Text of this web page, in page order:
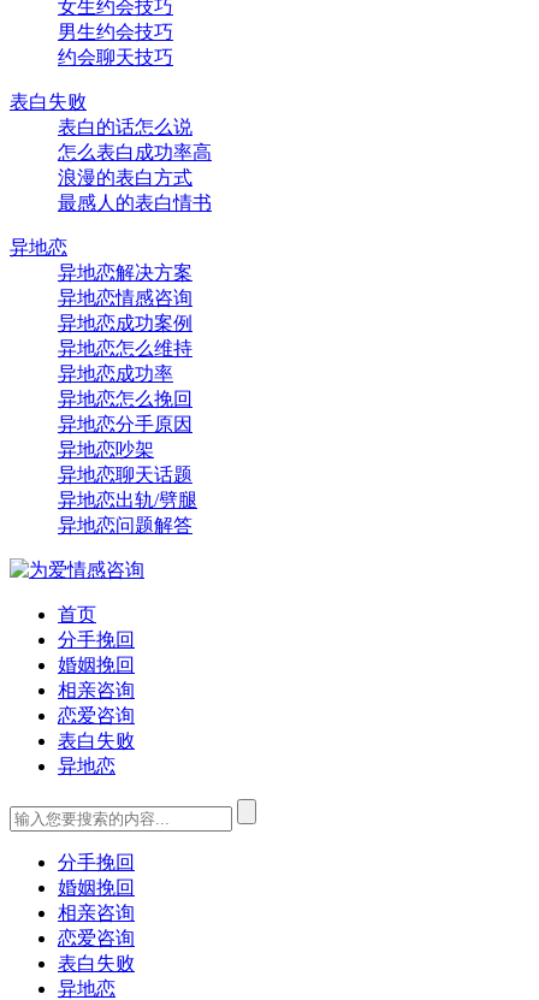
女生约会技巧
男生约会技巧
约会聊天技巧
表白失败
表白的话怎么说
怎么表白成功率高
浪漫的表白方式
最感人的表白情书
异地恋
异地恋解决方案
异地恋情感咨询
异地恋成功案例
异地恋怎么维持
异地恋成功率
异地恋怎么挽回
异地恋分手原因
异地恋吵架
异地恋聊天话题
异地恋出轨/劈腿
异地恋问题解答
首页
分手挽回
婚姻挽回
相亲咨询
恋爱咨询
表白失败
异地恋
分手挽回
婚姻挽回
相亲咨询
恋爱咨询
表白失败
异地恋